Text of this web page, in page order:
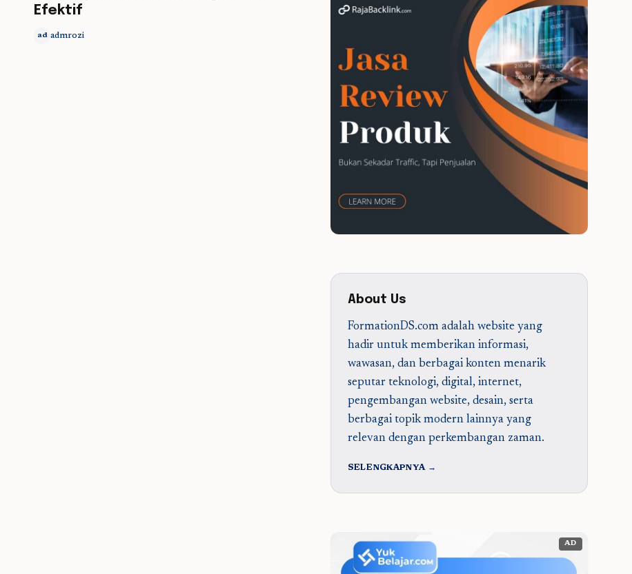
Efektif
ad admrozi
About Us
FormationDS.com adalah website yang
hadir untuk memberikan informasi,
wawasan, dan berbagai konten menarik
seputar teknologi, digital, internet,
pengembangan website, desain, serta
berbagai topik modern lainnya yang
relevan dengan perkembangan zaman.
SELENGKAPNYA →
AD